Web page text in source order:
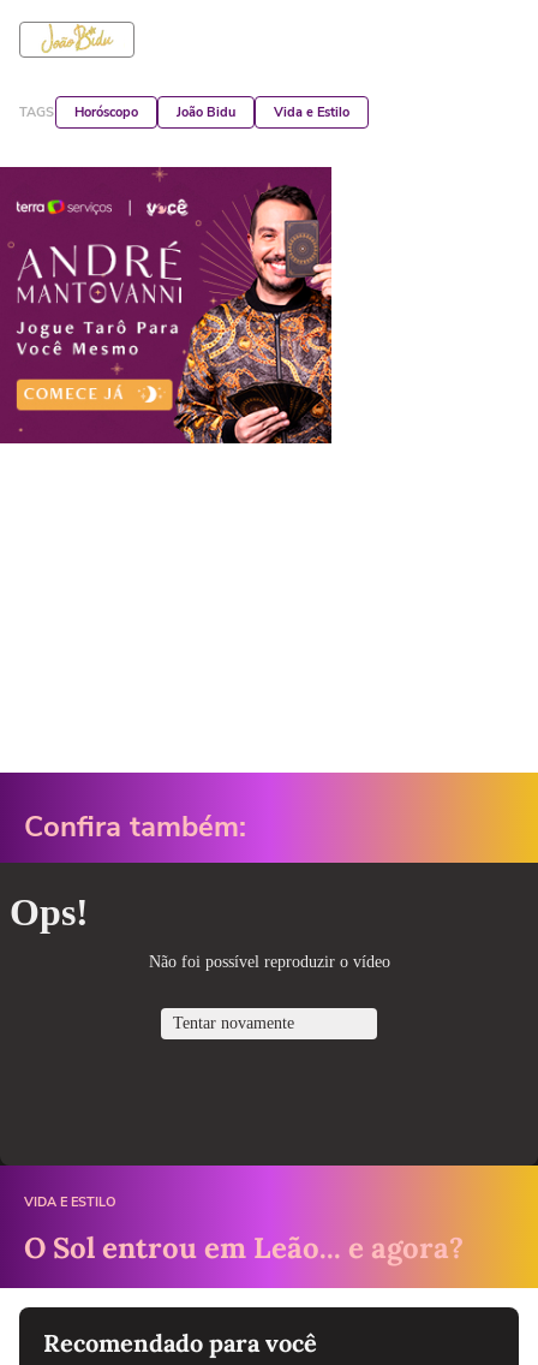
TAGS Horóscopo João Bidu Vida e Estilo
Confira também:
VIDA E ESTILO
O Sol entrou em Leão... e agora?
Recomendado para você